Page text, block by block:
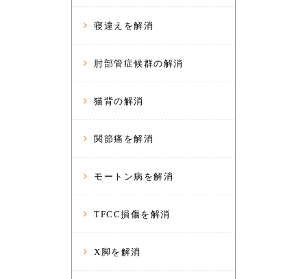
寝違えを解消
肘部管症候群の解消
猫背の解消
関節痛を解消
モートン病を解消
TFCC損傷を解消
X脚を解消